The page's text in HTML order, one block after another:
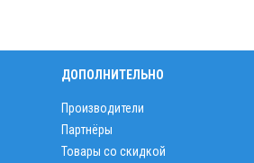
ДОПОЛНИТЕЛЬНО
Производители
Партнёры
Товары со скидкой